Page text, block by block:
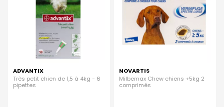
ADVANTIX
Très petit chien de 1,5 à 4kg - 6
pipettes
NOVARTIS
Milbemax Chew chiens +5kg 2
comprimés